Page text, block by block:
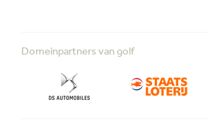
Domeinpartners van golf